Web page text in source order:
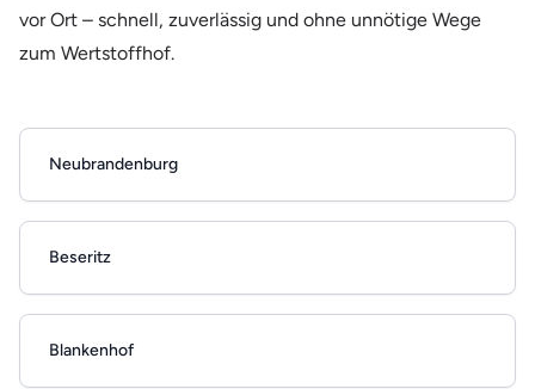
vor Ort – schnell, zuverlässig und ohne unnötige Wege
zum Wertstoffhof.
Neubrandenburg
Beseritz
Blankenhof